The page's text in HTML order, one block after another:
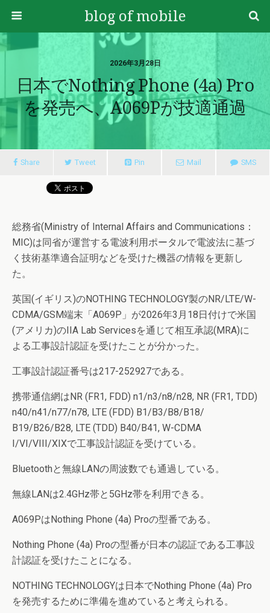
blog of mobile
2026年3月28日
日本でNothing Phone (4a) Pro
を発売へ、A069Pが技適通過
Share Tweet Pin Mail SMS
総務省(Ministry of Internal Affairs and Communications：
MIC)は同省が運営する電波利用ポータルで電波法に基づ
く技術基準適合証明などを受けた機器の情報を更新し
た。
英国(イギリス)のNOTHING TECHNOLOGY製のNR/LTE/W-
CDMA/GSM端末「A069P」が2026年3月18日付けで米国
(アメリカ)のIIA Lab Servicesを通じて相互承認(MRA)に
よる工事設計認証を受けたことが分かった。
工事設計認証番号は217-252927である。
携帯通信網はNR (FR1, FDD) n1/n3/n8/n28, NR (FR1, TDD)
n40/n41/n77/n78, LTE (FDD) B1/B3/B8/B18/
B19/B26/B28, LTE (TDD) B40/B41, W-CDMA
I/VI/VIII/XIXで工事設計認証を受けている。
Bluetoothと無線LANの周波数でも通過している。
無線LANは2.4GHz帯と5GHz帯を利用できる。
A069PはNothing Phone (4a) Proの型番である。
Nothing Phone (4a) Proの型番が日本の認証である工事設
計認証を受けたことになる。
NOTHING TECHNOLOGYは日本でNothing Phone (4a) Pro
を発売するために準備を進めていると考えられる。